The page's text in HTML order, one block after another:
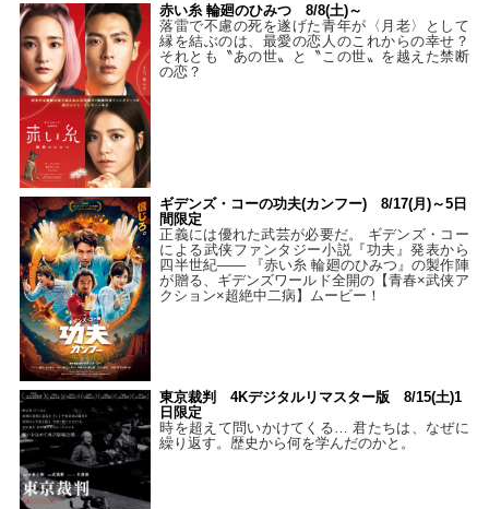
赤い糸 輪廻のひみつ 8/8(土)～
落雷で不慮の死を遂げた青年が〈月老〉として
縁を結ぶのは、最愛の恋人のこれからの幸せ？
それとも〝あの世〟と〝この世〟を越えた禁断
の恋？
ギデンズ・コーの功夫(カンフー) 8/17(月)～5日
間限定
正義には優れた武芸が必要だ。 ギデンズ・コー
による武侠ファンタジー小説『功夫』発表から
四半世紀―― 『赤い糸 輪廻のひみつ』の製作陣
が贈る、ギデンズワールド全開の【青春×武侠ア
クション×超絶中二病】ムービー！
東京裁判 4Kデジタルリマスター版 8/15(土)1
日限定
時を超えて問いかけてくる… 君たちは、なぜに
繰り返す。歴史から何を学んだのかと。